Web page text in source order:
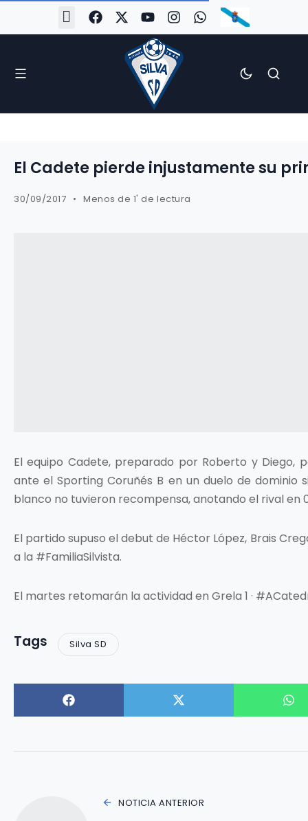
El Cadete pierde injustamente su
30/09/2017 Menos de 1' de lectura
El equipo Cadete, preparado por Roberto y Diego,
ante el Sporting Coruñés B en un duelo de dominio
blanco no tuvieron recompensa, anotando el rival en
El partido supuso el debut de Héctor López, Brais
a la #FamiliaSilvista.
El martes retomarán la actividad en Grela 1 ·
Tags Silva SD
NOTICIA ANTERIOR